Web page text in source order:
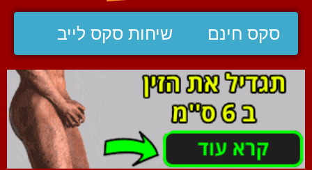
סקס חינם שיחות סקס לייב